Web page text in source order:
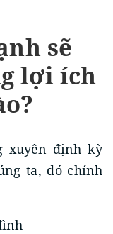
sẽ
lợi ích
xuyên định kỳ
ta, đó chính